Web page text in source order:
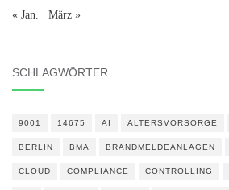
« Jan. März »
SCHLAGWÖRTER
9001 14675 AI ALTERSVORSORGE
BERLIN BMA BRANDMELDEANLAGEN
CLOUD COMPLIANCE CONTROLLING